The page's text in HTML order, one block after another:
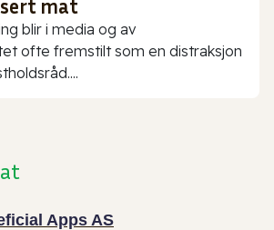
mat
blir i media og av
ofte fremstilt som en distraksjon
Apps AS